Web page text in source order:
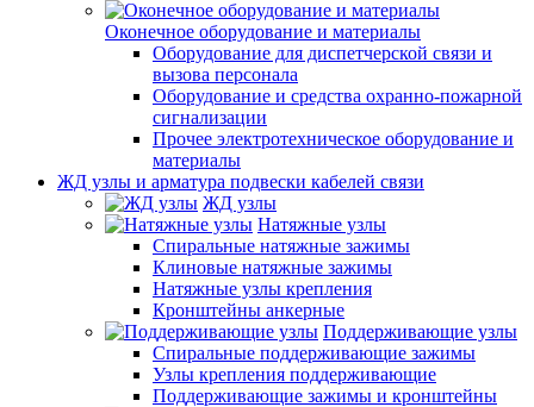
Оконечное оборудование и материалы
Оборудование для диспетчерской связи и
вызова персонала
Оборудование и средства охранно-пожарной
сигнализации
Прочее электротехническое оборудование и
материалы
ЖД узлы и арматура подвески кабелей связи
ЖД узлы
Натяжные узлы
Спиральные натяжные зажимы
Клиновые натяжные зажимы
Натяжные узлы крепления
Кронштейны анкерные
Поддерживающие узлы
Спиральные поддерживающие зажимы
Узлы крепления поддерживающие
Поддерживающие зажимы и кронштейны